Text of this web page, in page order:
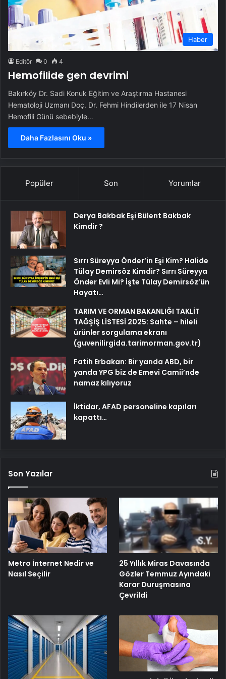
Haber
Editör 0 4
Hemofilide gen devrimi
Bakırköy Dr. Sadi Konuk Eğitim ve Araştırma Hastanesi
Hematoloji Uzmanı Doç. Dr. Fehmi Hindilerden ile 17 Nisan
Hemofili Günü sebebiyle…
Daha Fazlasını Oku »
Popüler Son Yorumlar
Derya Bakbak Eşi Bülent Bakbak
Kimdir ?
Sırrı Süreyya Önder’in Eşi Kim? Halide
Tülay Demirsöz Kimdir? Sırrı Süreyya
Önder Evli Mi? İşte Tülay Demirsöz’ün
Hayatı…
TARIM VE ORMAN BAKANLIĞI TAKLİT
TAĞŞİŞ LİSTESİ 2025: Sahte – hileli
ürünler sorgulama ekranı
(guvenilirgida.tarimorman.gov.tr)
Fatih Erbakan: Bir yanda ABD, bir
yanda YPG biz de Emevi Camii’nde
namaz kılıyoruz
İktidar, AFAD personeline kapıları
kapattı…
Son Yazılar
Metro İnternet Nedir ve
Nasıl Seçilir
25 Yıllık Miras Davasında
Gözler Temmuz Ayındaki
Karar Duruşmasına
Çevrildi